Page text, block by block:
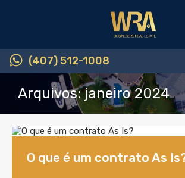
(407) 512-1008
Arquivos: janeiro 2024
O que é um contrato As